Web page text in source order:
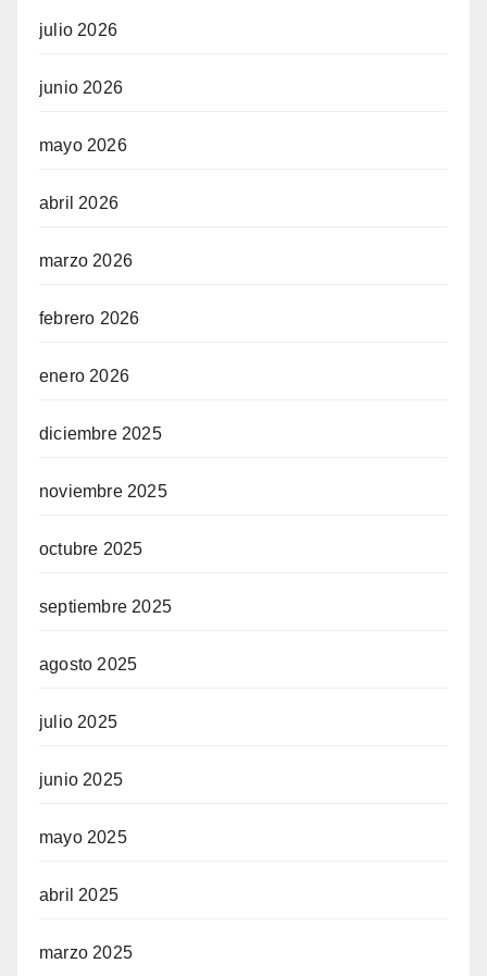
julio 2026
junio 2026
mayo 2026
abril 2026
marzo 2026
febrero 2026
enero 2026
diciembre 2025
noviembre 2025
octubre 2025
septiembre 2025
agosto 2025
julio 2025
junio 2025
mayo 2025
abril 2025
marzo 2025